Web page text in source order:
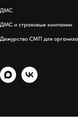
ДМС
ДМС и страховые компании
Дежурство СМП для